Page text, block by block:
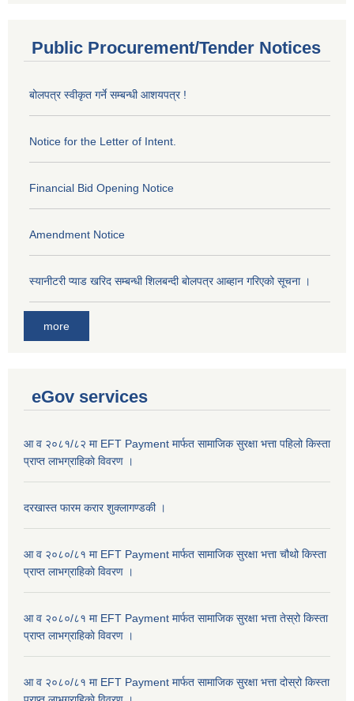
Public Procurement/Tender Notices
बोलपत्र स्वीकृत गर्ने सम्बन्धी आशयपत्र !
Notice for the Letter of Intent.
Financial Bid Opening Notice
Amendment Notice
स्यानीटरी प्याड खरिद सम्बन्धी शिलबन्दी बोलपत्र आब्हान गरिएको सूचना ।
more
eGov services
आ व २०८१/८२ मा EFT Payment मार्फत सामाजिक सुरक्षा भत्ता पहिलो किस्ता
प्राप्त लाभग्राहिकाे विवरण ।
दरखास्त फारम करार शुक्लागण्डकी ।
आ व २०८०/८१ मा EFT Payment मार्फत सामाजिक सुरक्षा भत्ता चौथो किस्ता
प्राप्त लाभग्राहिकाे विवरण ।
आ व २०८०/८१ मा EFT Payment मार्फत सामाजिक सुरक्षा भत्ता तेस्रो किस्ता
प्राप्त लाभग्राहिकाे विवरण ।
आ व २०८०/८१ मा EFT Payment मार्फत सामाजिक सुरक्षा भत्ता दोस्रो किस्ता